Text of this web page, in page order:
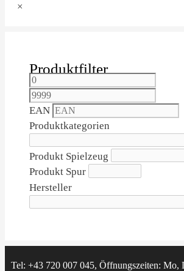
×
Produktfilter
EAN
Produktkategorien
Produkt Spielzeug
Produkt Spur
Hersteller
Tel: +43 720 007 045, Öffnungszeiten: Mo,